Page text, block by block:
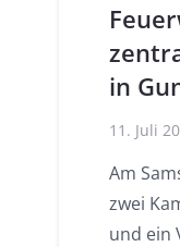
in
11. Juli
Am
zwei
und ein